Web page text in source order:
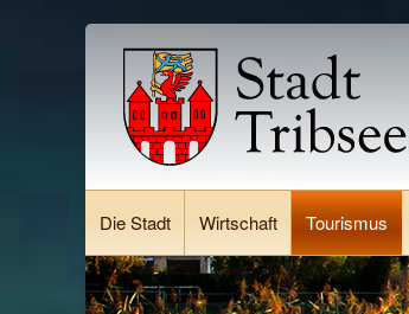
Die Stadt Wirtschaft Tourismus